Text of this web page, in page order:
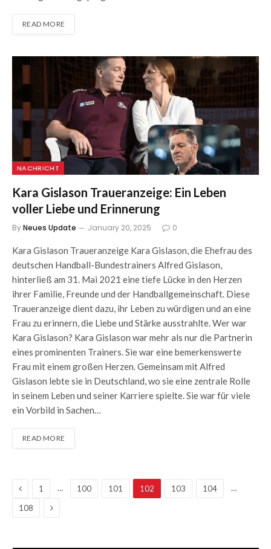
READ MORE
NACHRICHT
Kara Gislason Traueranzeige: Ein Leben
voller Liebe und Erinnerung
ByNeues Update January 20, 2025 0
Kara Gislason Traueranzeige Kara Gislason, die Ehefrau des
deutschen Handball-Bundestrainers Alfred Gislason,
hinterließ am 31. Mai 2021 eine tiefe Lücke in den Herzen
ihrer Familie, Freunde und der Handballgemeinschaft. Diese
Traueranzeige dient dazu, ihr Leben zu würdigen und an eine
Frau zu erinnern, die Liebe und Stärke ausstrahlte. Wer war
Kara Gislason? Kara Gislason war mehr als nur die Partnerin
eines prominenten Trainers. Sie war eine bemerkenswerte
Frau mit einem großen Herzen. Gemeinsam mit Alfred
Gislason lebte sie in Deutschland, wo sie eine zentrale Rolle
in seinem Leben und seiner Karriere spielte. Sie war für viele
ein Vorbild in Sachen…
READ MORE
Previous
1 … 100 101 102 103 104 …
108 Next